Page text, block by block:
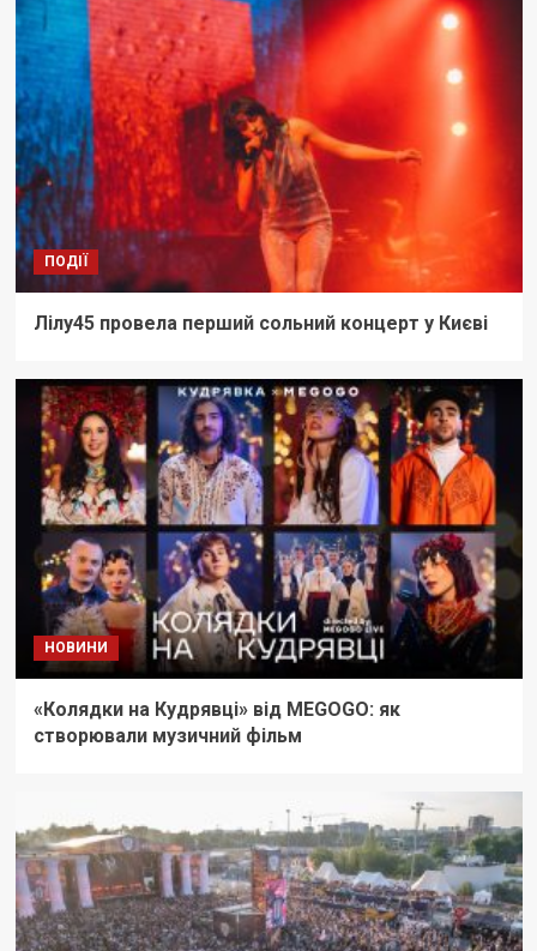
ПОДІЇ
Лілу45 провела перший сольний концерт у Києві
НОВИНИ
«Колядки на Кудрявці» від MEGOGO: як
створювали музичний фільм